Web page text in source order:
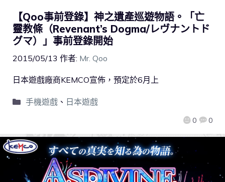
【Qoo事前登錄】神之遺產巡遊物語。「亡
靈教條（Revenant’s Dogma/レヴナントド
グマ）」事前登錄開始
2015/05/13 作者: Mr. Qoo
0 0
日本遊戲廠商KEMCO宣佈，預定於6月上
手機遊戲、 日本遊戲